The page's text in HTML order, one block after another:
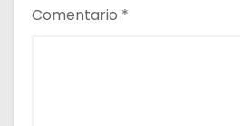
d
Comentario *